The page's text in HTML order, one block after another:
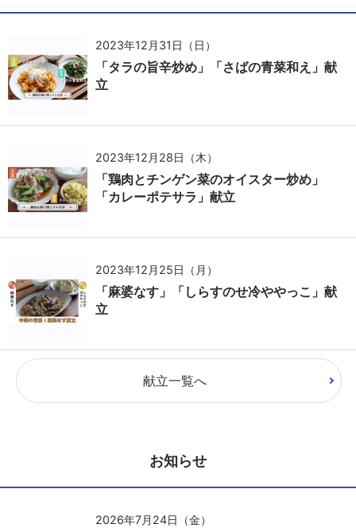
2023年12月31日（日）
「タラの旨辛炒め」「さばの青菜和え」献
立
2023年12月28日（木）
「鶏肉とチンゲン菜のオイスター炒め」
「カレーポテサラ」献立
2023年12月25日（月）
「麻婆なす」「しらすのせ冷ややっこ」献
立
献立一覧へ
お知らせ
2026年7月24日（金）